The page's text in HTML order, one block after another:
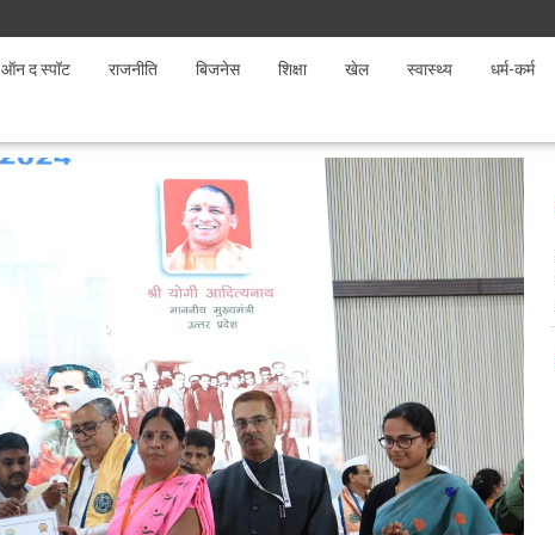
ऑन द स्पॉट राजनीति बिजनेस शिक्षा खेल स्वास्थ्य धर्म-कर्म